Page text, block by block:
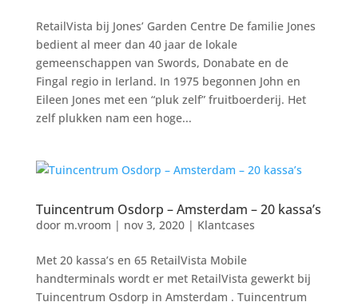
RetailVista bij Jones’ Garden Centre De familie Jones
bedient al meer dan 40 jaar de lokale
gemeenschappen van Swords, Donabate en de
Fingal regio in Ierland. In 1975 begonnen John en
Eileen Jones met een “pluk zelf” fruitboerderij. Het
zelf plukken nam een ​​hoge...
Tuincentrum Osdorp – Amsterdam – 20 kassa’s
door m.vroom | nov 3, 2020| Klantcases
Met 20 kassa’s en 65 RetailVista Mobile
handterminals wordt er met RetailVista gewerkt bij
Tuincentrum Osdorp in Amsterdam . Tuincentrum